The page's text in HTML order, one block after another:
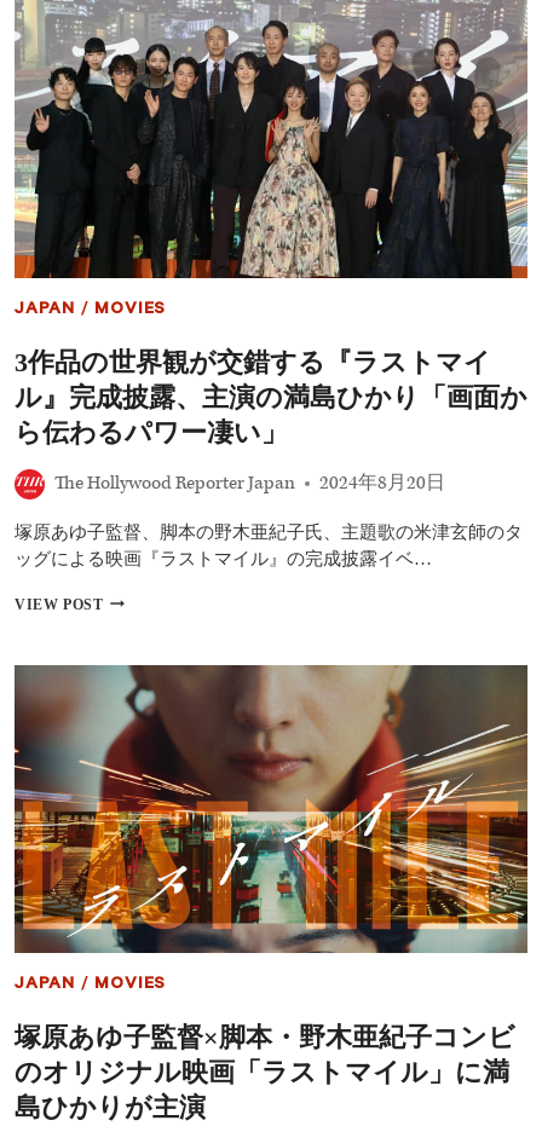
『ラ
ス
ト
マ
イ
ル』、
ー
最
新
作
ほ
か
月
の
配
信
『THE
LAST
シ
ズ
ン
2、
大
ヒ
ト
題
作
ス
イ
ル』
か
JAPAN / MOVIES
3作品の世界観が交錯する『ラストマイ
ル』完成披露、主演の満島ひかり「画面か
ら伝わるパワー凄い」
The Hollywood Reporter Japan 2024年8月20日
塚原あゆ子監督、脚本の野木亜紀子氏、主題歌の米津玄師のタ
ッグによる映画『ラストマイル』の完成披露イベ…
VIEW POST3
の
観
が
交
錯
す
る
『ラ
ス
ト
マ
イ
完
披
主
演
の
JAPAN / MOVIES
塚原あゆ子監督×脚本・野木亜紀子コンビ
のオリジナル映画「ラストマイル」に満
島ひかりが主演